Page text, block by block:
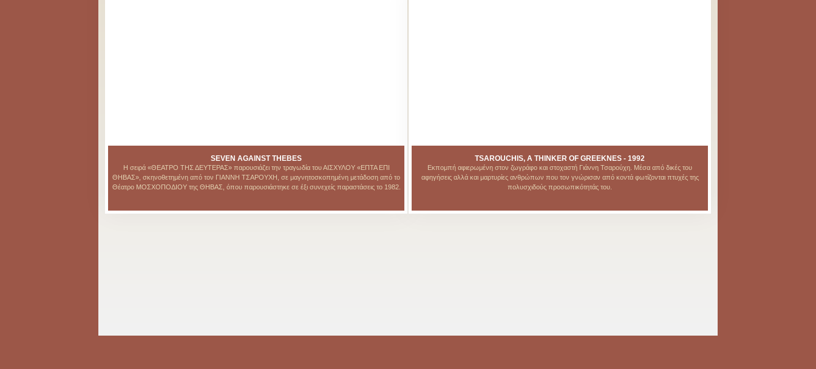
SEVEN AGAINST THEBES
Η σειρά «ΘΕΑΤΡΟ ΤΗΣ ΔΕΥΤΕΡΑΣ» παρουσιάζει την τραγωδία του ΑΙΣΧΥΛΟΥ «ΕΠΤΑ ΕΠΙ
ΘΗΒΑΣ», σκηνοθετημένη από τον ΓΙΑΝΝΗ ΤΣΑΡΟΥΧΗ, σε μαγνητοσκοπημένη μετάδοση από το
Θέατρο ΜΟΣΧΟΠΟΔΙΟΥ της ΘΗΒΑΣ, όπου παρουσιάστηκε σε έξι συνεχείς παραστάσεις το 1982.
TSAROUCHIS, A THINKER OF GREEKNES - 1992
Εκπομπή αφιερωμένη στον ζωγράφο και στοχαστή Γιάννη Τσαρούχη. Μέσα από δικές του
αφηγήσεις αλλά και μαρτυρίες ανθρώπων που τον γνώρισαν από κοντά φωτίζονται πτυχές της
πολυσχιδούς προσωπικότητάς του.